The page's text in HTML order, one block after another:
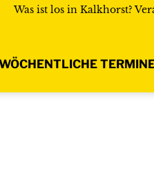
Was ist los in Kalkhorst?